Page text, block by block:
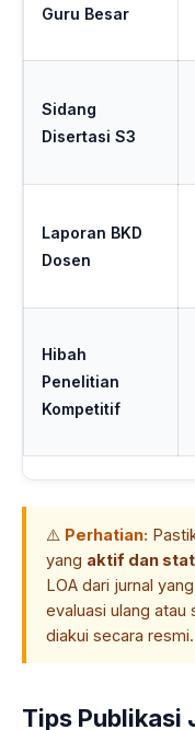
Guru Besar
Sidang
Disertasi S3
Laporan BKD
Dosen
Hibah
Penelitian
Kompetitif
⚠️ Perhatian:
yang aktif dan
LOA dari jurnal
evaluasi ulang atau
diakui secara resmi.
Tips Publikasi